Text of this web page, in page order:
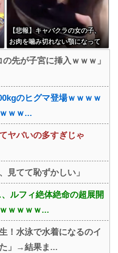
【悲報】キャバクラの女の子、
お肉を噛み切れない顎になって
先が子宮に挿入ｗｗｗ」
のヒグマ登場ｗｗｗｗ
ｗｗ...
ヤバいの多すぎじゃ
見てて恥ずかしい」
ルフィ絶体絶命の超展開
ｗｗｗｗ...
！水泳で水着になるのイ
」→結果ま...